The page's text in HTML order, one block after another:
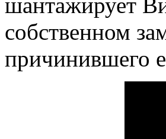
шантажирует
собственном
причинившего